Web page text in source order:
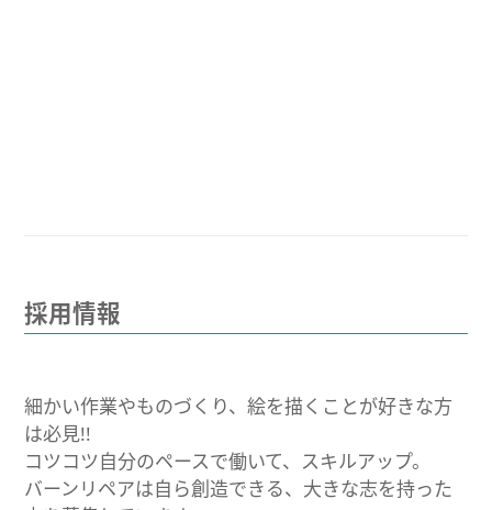
採用情報
細かい作業やものづくり、絵を描くことが好きな方
は必見!!
コツコツ自分のペースで働いて、スキルアップ。
バーンリペアは自ら創造できる、大きな志を持った